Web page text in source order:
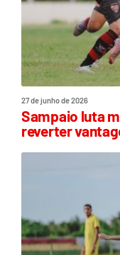
27 de junho de 2026
Sampaio luta
reverter